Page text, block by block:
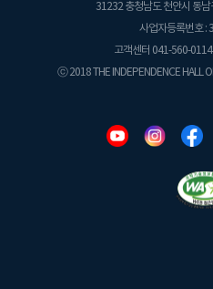
31232 충청남도 천안시 동
사업자등록번호 :
고객센터 041-560-
ⓒ 2018 THE INDEPENDENCE HALL